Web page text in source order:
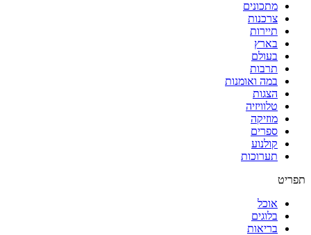
מתכונים
צרכנות
תיירות
בארץ
בעולם
תרבות
במה ואומנות
הצגות
טלוויזיה
מוזיקה
ספרים
קולנוע
תערוכות
תפריט
אוכל
בלוגים
בריאות